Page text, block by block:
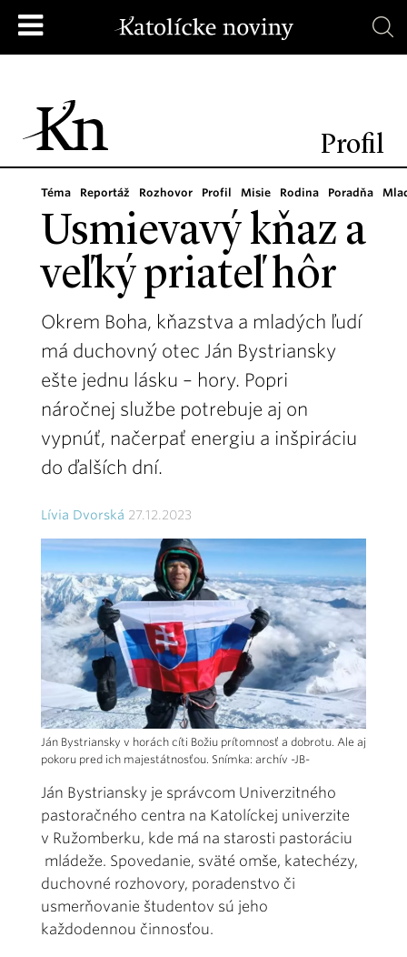
Profil
Téma Reportáž Rozhovor Profil Misie Rodina Poradňa
Usmievavý kňaz a
veľký priateľ hôr
Okrem Boha, kňazstva a mladých ľudí
má duchovný otec Ján Bystriansky
ešte jednu lásku – hory. Popri
náročnej službe potrebuje aj on
vypnúť, načerpať energiu a inšpiráciu
do ďalších dní.
Lívia Dvorská 27.12.2023
Ján Bystriansky v horách cíti Božiu prítomnosť a dobrotu. Ale aj
pokoru pred ich majestátnosťou. Snímka: archív -JB-
Ján Bystriansky je správcom Univerzitného
pastoračného centra na Katolíckej univerzite
v Ružomberku, kde má na starosti pastoráciu
mládeže. Spovedanie, sväté omše, katechézy,
duchovné rozhovory, poradenstvo či
usmerňovanie študentov sú jeho
každodennou činnosťou.